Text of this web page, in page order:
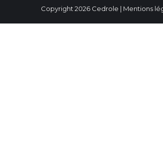
Copyright 2026 Cedrole | Mentions